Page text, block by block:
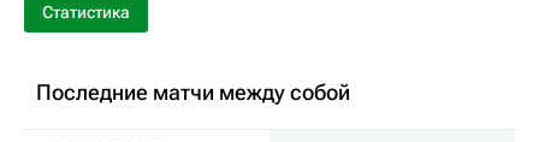
Статистика
Последние матчи между собой